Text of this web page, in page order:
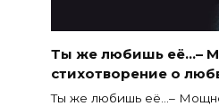
Ты же любишь её…–
стихотворение о
Ты же любишь её…–